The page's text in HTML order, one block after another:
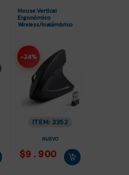
Mouse Vertical
Ergonómico
Wireless/Inalámbrico
-24%
ITEM: 3352
NUEVO
$9.900